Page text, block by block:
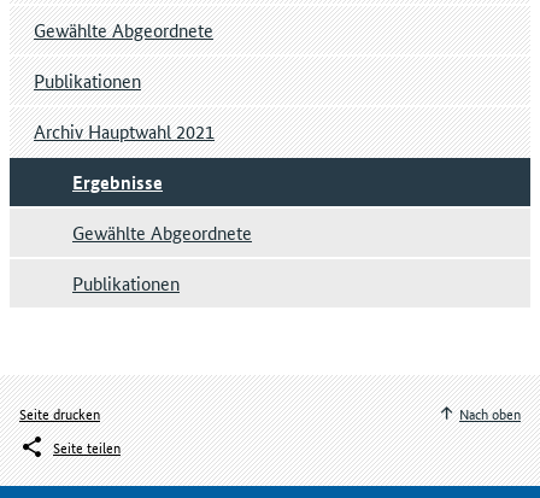
Gewählte Abgeordnete
Publikationen
Archiv Hauptwahl 2021
Ergebnisse
Gewählte Abgeordnete
Publikationen
Seite drucken
Seite teilen
Nach oben